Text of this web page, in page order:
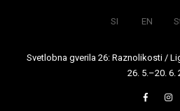
SI EN
Svetlobna gverila 26: Raznolikosti /
26. 5.–20. 6.